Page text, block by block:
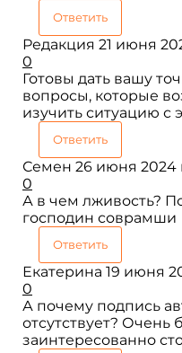
Ответить
Редакция 21 июня
0
Готовы дать вашу
вопросы, которые
изучить ситуацию с
Ответить
Семен 26 июня 2024
0
А в чем лживость?
господин соврамши
Ответить
Екатерина 19 июня
0
А почему подпись
отсутствует? Очень
заинтересованно